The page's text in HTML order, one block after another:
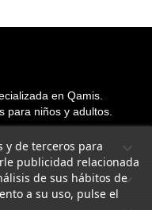
en Qamis.
para niños y adultos.


y de terceros para
publicidad relacionada
de sus hábitos de
a su uso, pulse el